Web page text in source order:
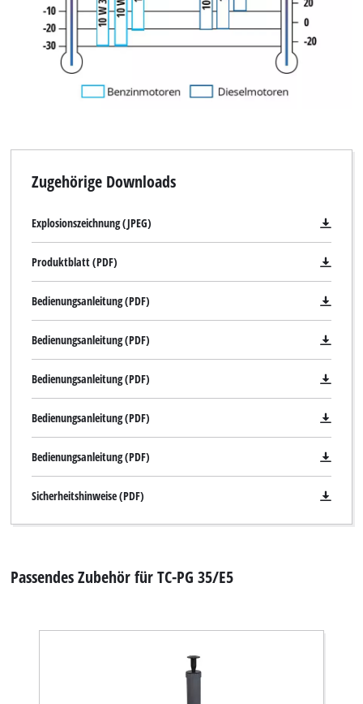
Google Maps laden zu können!
visitor. The website owner needs to setup
to the list of technologies used.
Powered by
Zugehörige Downloads
Explosionszeichnung (JPEG)
Produktblatt (PDF)
Bedienungsanleitung (PDF)
Bedienungsanleitung (PDF)
Bedienungsanleitung (PDF)
Bedienungsanleitung (PDF)
Bedienungsanleitung (PDF)
Sicherheitshinweise (PDF)
Passendes Zubehör für TC-PG 35/E5